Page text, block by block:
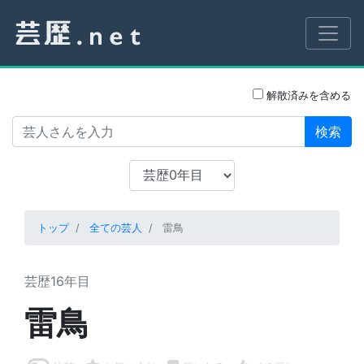
解散済みを含める
検索
トップ 全ての芸人 雷鳥
芸歴16年目
雷鳥